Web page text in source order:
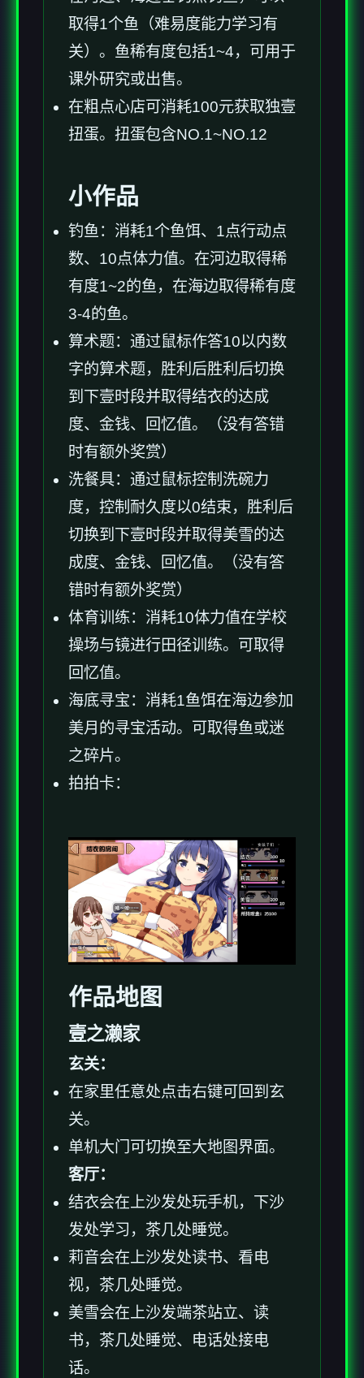
取得1个鱼（难易度能力学习有
关）。鱼稀有度包括1~4，可用于
课外研究或出售。
在粗点心店可消耗100元获取独壹
扭蛋。扭蛋包含NO.1~NO.12
小作品
钓鱼：消耗1个鱼饵、1点行动点
数、10点体力值。在河边取得稀
有度1~2的鱼，在海边取得稀有度
3-4的鱼。
算术题：通过鼠标作答10以内数
字的算术题，胜利后胜利后切换
到下壹时段并取得结衣的达成
度、金钱、回忆值。（没有答错
时有额外奖赏）
洗餐具：通过鼠标控制洗碗力
度，控制耐久度以0结束，胜利后
切换到下壹时段并取得美雪的达
成度、金钱、回忆值。（没有答
错时有额外奖赏）
体育训练：消耗10体力值在学校
操场与镜进行田径训练。可取得
回忆值。
海底寻宝：消耗1鱼饵在海边参加
美月的寻宝活动。可取得鱼或迷
之碎片。
拍拍卡：
作品地图
壹之濑家
玄关：
在家里任意处点击右键可回到玄
关。
单机大门可切换至大地图界面。
客厅：
结衣会在上沙发处玩手机，下沙
发处学习，茶几处睡觉。
莉音会在上沙发处读书、看电
视，茶几处睡觉。
美雪会在上沙发端茶站立、读
书，茶几处睡觉、电话处接电
话。